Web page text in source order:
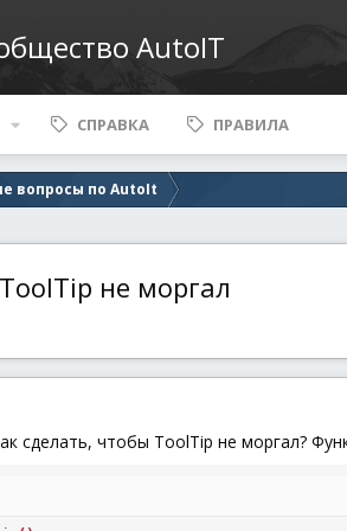
AutoIT
СПРАВКА ПРАВИЛА
вопросы по AutoIt
не моргал
сделать, чтобы ToolTip не моргал?